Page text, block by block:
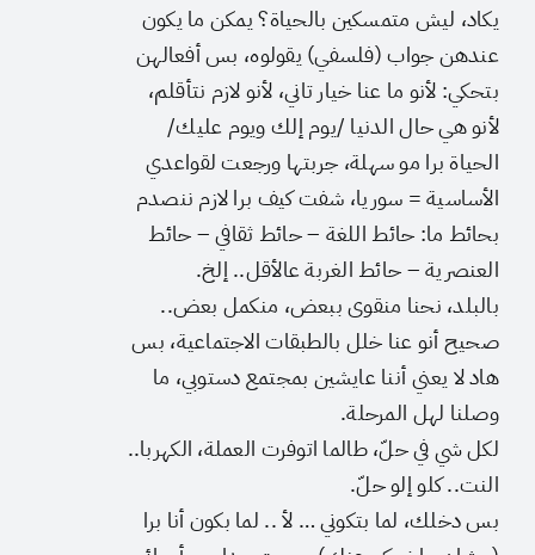
يكاد، ليش متمسكين بالحياة؟ يمكن ما يكون
عندهن جواب (فلسفي) يقولوه، بس أفعالهن
بتحكي: لأنو ما عنا خيار تاني، لأنو لازم نتأقلم،
لأنو هي حال الدنيا /يوم إلك ويوم عليك/
الحياة برا مو سهلة، جربتها ورجعت لقواعدي
الأساسية = سوريا، شفت كيف برا لازم ننصدم
بحائط ما: حائط اللغة – حائط ثقافي – حائط
العنصرية – حائط الغربة عالأقل.. إلخ.
بالبلد، نحنا منقوى ببعض، منكمل بعض..
صحيح أنو عنا خلل بالطبقات الاجتماعية، بس
هاد لا يعني أننا عايشين بمجتمع دستوبي، ما
وصلنا لهل المرحلة.
لكل شي في حلّ، طالما اتوفرت العملة، الكهربا..
النت.. كلو إلو حلّ.
بس دخلك، لما بتكوني … لأ .. لما بكون أنا برا